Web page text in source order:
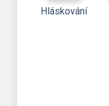
Hláskování